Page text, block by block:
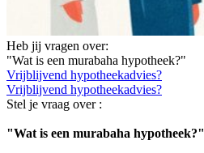
Heb jij vragen over:
"Wat is een murabaha hypotheek?"
Vrijblijvend hypotheekadvies?
Vrijblijvend hypotheekadvies?
Stel je vraag over :
"Wat is een murabaha hypotheek?"